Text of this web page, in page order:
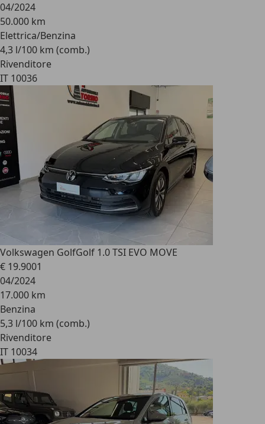
04/2024
50.000 km
Elettrica/Benzina
4,3 l/100 km (comb.)
Rivenditore
IT 10036
Volkswagen GolfGolf 1.0 TSI EVO MOVE
€ 19.9001
04/2024
17.000 km
Benzina
5,3 l/100 km (comb.)
Rivenditore
IT 10034